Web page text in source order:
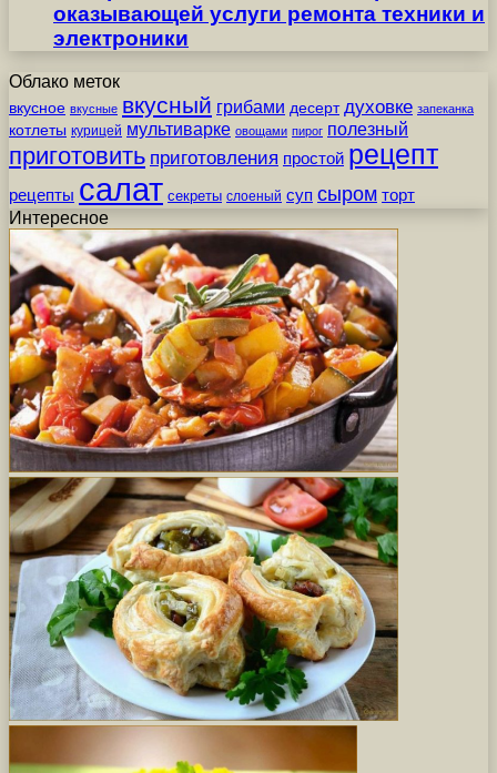
оказывающей услуги ремонта техники и
электроники
Облако меток
вкусное вкусные вкусный грибами десерт духовке запеканка
котлеты курицей мультиварке овощами пирог полезный
приготовить приготовления простой рецепт
рецепты салат секреты слоеный суп сыром торт
Интересное